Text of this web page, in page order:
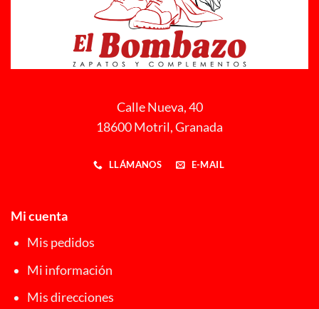
Calle Nueva, 40
18600 Motril, Granada
LLÁMANOS E-MAIL
Mi cuenta
Mis pedidos
Mi información
Mis direcciones